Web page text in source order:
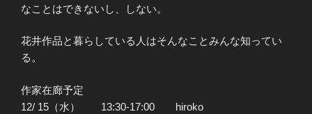
なことはできないし、しない。
花井作品と暮らしている人はそんなことみんな知ってい
る。
作家在廊予定
12/ 15（水） 13:30-17:00 hiroko